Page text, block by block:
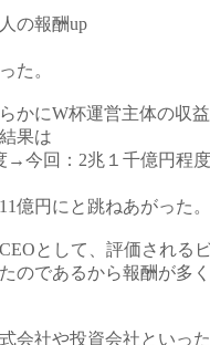
の報酬up
た。
かにW杯運営主体の収
果は
→今回：2兆１千億円程
億円にと跳ねあがった。
として、評価される
のであるから報酬が多
会社や投資会社といっ